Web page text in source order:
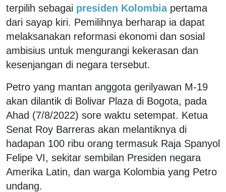
terpilih sebagai presiden Kolombia pertama
dari sayap kiri. Pemilihnya berharap ia dapat
melaksanakan reformasi ekonomi dan sosial
ambisius untuk mengurangi kekerasan dan
kesenjangan di negara tersebut.
Petro yang mantan anggota gerilyawan M-19
akan dilantik di Bolivar Plaza di Bogota, pada
Ahad (7/8/2022) sore waktu setempat. Ketua
Senat Roy Barreras akan melantiknya di
hadapan 100 ribu orang termasuk Raja Spanyol
Felipe VI, sekitar sembilan Presiden negara
Amerika Latin, dan warga Kolombia yang Petro
undang.